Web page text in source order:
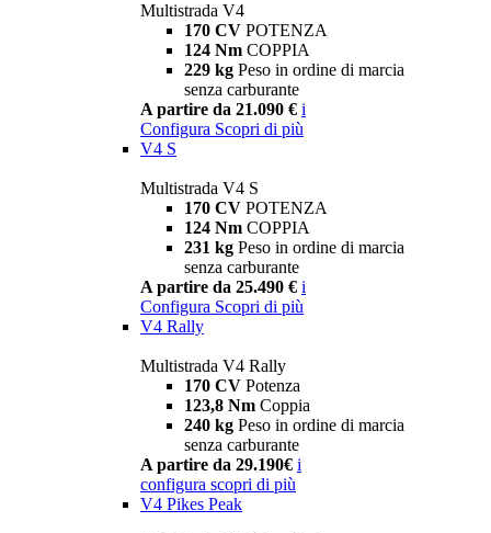
Multistrada V4
170 CV POTENZA
124 Nm COPPIA
229 kg Peso in ordine di marcia
senza carburante
A partire da 21.090 € i
Configura Scopri di più
V4 S
Multistrada V4 S
170 CV POTENZA
124 Nm COPPIA
231 kg Peso in ordine di marcia
senza carburante
A partire da 25.490 € i
Configura Scopri di più
V4 Rally
Multistrada V4 Rally
170 CV Potenza
123,8 Nm Coppia
240 kg Peso in ordine di marcia
senza carburante
A partire da 29.190€ i
configura scopri di più
V4 Pikes Peak